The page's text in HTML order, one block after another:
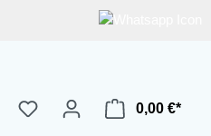
0,00 €*